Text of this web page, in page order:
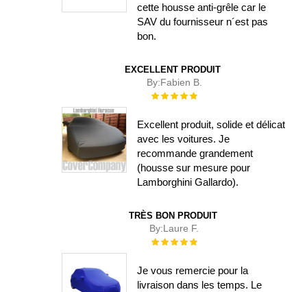
cette housse anti-grêle car le
SAV du fournisseur n´est pas
bon.
EXCELLENT PRODUIT
By:Fabien B.
Évaluation :
Excellent produit, solide et délicat
avec les voitures. Je
recommande grandement
(housse sur mesure pour
Lamborghini Gallardo).
TRÈS BON PRODUIT
By:Laure F.
Évaluation :
Je vous remercie pour la
livraison dans les temps. Le